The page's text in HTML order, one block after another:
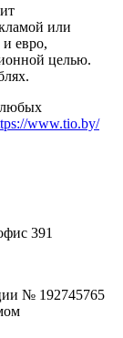
или
евро,
целью.
любых
www.tio.by/
391
№ 192745765